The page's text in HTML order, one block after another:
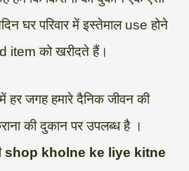
घर परिवार में इस्तेमाल use होने
item को खरीदते हैं।
जगह हमारे दैनिक जीवन की
की दुकान पर उपलब्ध है ।
shop kholne ke liye kitne